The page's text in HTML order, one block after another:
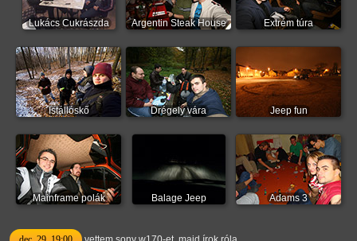
Lukács Cukrászda Argentin Steak House Extrém túra
Istállóskő Drégely vára Jeep fun
Mainframe polák Balage Jeep Adams 3